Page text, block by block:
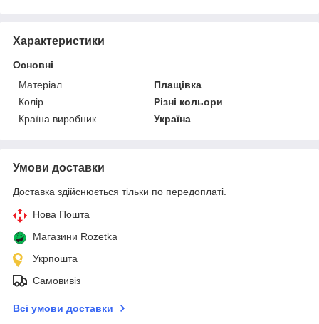
Характеристики
Основні
Матеріал
Плащівка
Колір
Різні кольори
Країна виробник
Україна
Умови доставки
Доставка здійснюється тільки по передоплаті.
Нова Пошта
Магазини Rozetka
Укрпошта
Самовивіз
Всі умови доставки